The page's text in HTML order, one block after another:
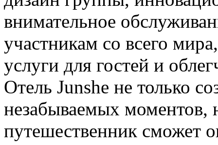
внимательное
участникам со всего
услуги для гостей и
Отель Junshe не только
незабываемых моментов,
путешественник сможет